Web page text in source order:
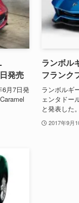
発売
月7日発
ランボル
フランク
ランボルギ
ェンタドー
と発表した
2017年9月